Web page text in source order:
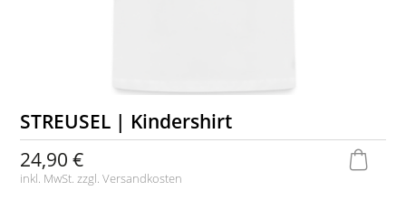
STREUSEL | Kindershirt
24,90 €
inkl. MwSt. zzgl.Versandkosten